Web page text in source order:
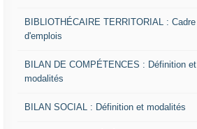
BIBLIOTHÉCAIRE TERRITORIAL : Cadre
d'emplois
BILAN DE COMPÉTENCES : Définition et
modalités
BILAN SOCIAL : Définition et modalités